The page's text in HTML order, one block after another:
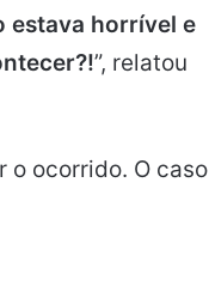
estava horrível e
”, relatou
o ocorrido. O caso